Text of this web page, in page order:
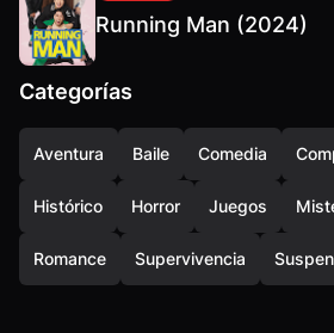
Running Man (2024)
Categorías
Aventura Baile Comedia
Histórico Horror Juegos
Romance Supervivencia